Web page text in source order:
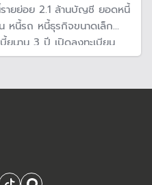
ายย่อย 2.1 ล้านบัญชี ยอดหนี้
หนี้รถ หนี้ธุรกิจขนาดเล็ก
ยนาน 3 ปี เปิดลงทะเบียน